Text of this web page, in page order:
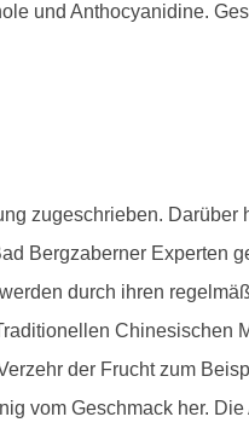
und Anthocyanidine.
zugeschrieben. Darüber
Bergzaberner Experten
durch ihren
Chinesischen
der Frucht zum
vom Geschmack her. Die